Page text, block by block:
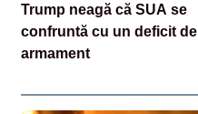
Trump neagă că SUA se
confruntă cu un deficit de
armament